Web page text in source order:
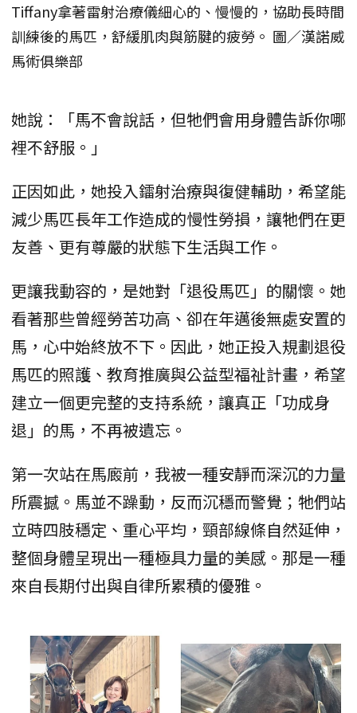
Tiffany拿著雷射治療儀細心的、慢慢的，協助長時間
訓練後的馬匹，舒緩肌肉與筋腱的疲勞。 圖／漢諾威
馬術俱樂部
她說：「馬不會說話，但牠們會用身體告訴你哪
裡不舒服。」
正因如此，她投入鐳射治療與復健輔助，希望能
減少馬匹長年工作造成的慢性勞損，讓牠們在更
友善、更有尊嚴的狀態下生活與工作。
更讓我動容的，是她對「退役馬匹」的關懷。她
看著那些曾經勞苦功高、卻在年邁後無處安置的
馬，心中始終放不下。因此，她正投入規劃退役
馬匹的照護、教育推廣與公益型福祉計畫，希望
建立一個更完整的支持系統，讓真正「功成身
退」的馬，不再被遺忘。
第一次站在馬廄前，我被一種安靜而深沉的力量
所震撼。馬並不躁動，反而沉穩而警覺；牠們站
立時四肢穩定、重心平均，頸部線條自然延伸，
整個身體呈現出一種極具力量的美感。那是一種
來自長期付出與自律所累積的優雅。